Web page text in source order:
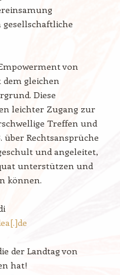
von
gleichen
Diese
leichter Zugang zur
Treffen und
Rechtsansprüche
und angeleitet,
unterstützen und
können.
der Landtag von
hat!